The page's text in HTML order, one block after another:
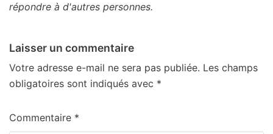
répondre à d'autres personnes.
Laisser un commentaire
Votre adresse e-mail ne sera pas publiée. Les champs
obligatoires sont indiqués avec *
Commentaire *